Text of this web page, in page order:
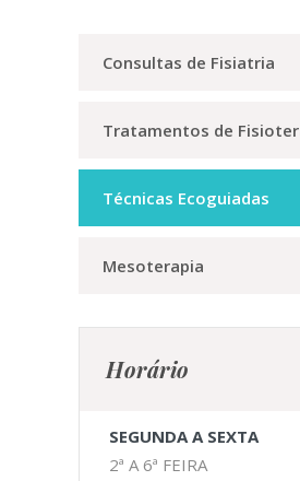
Consultas de Fisiatria
Tratamentos de
Técnicas Ecoguiadas
Mesoterapia
Horário
SEGUNDA A SEXTA
2ª A 6ª FEIRA